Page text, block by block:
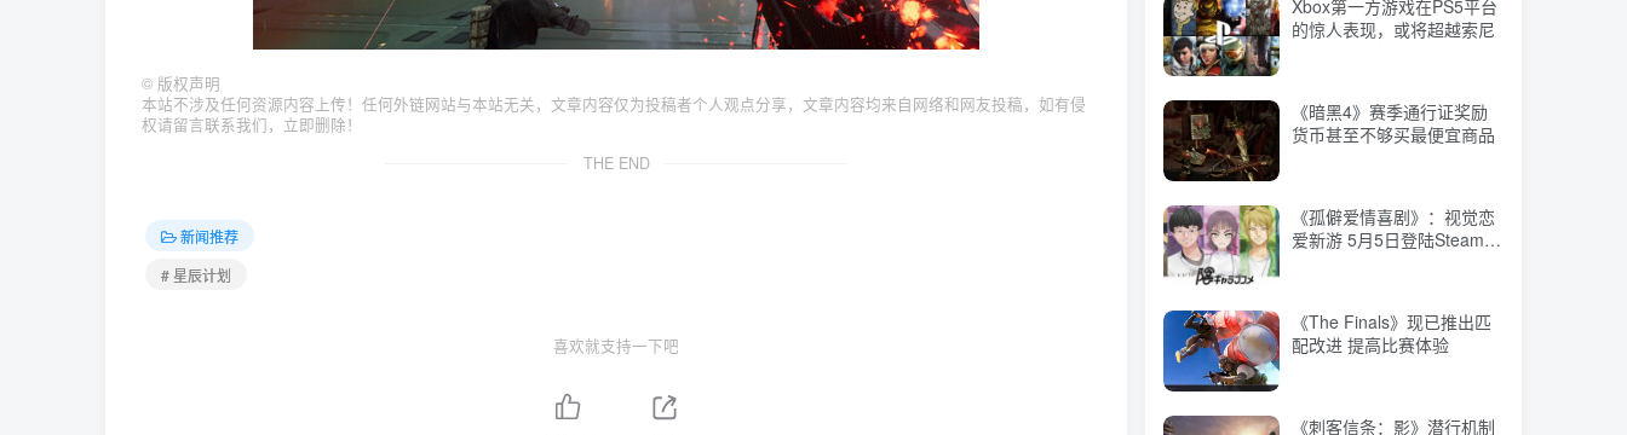
© 版权声明
本站不涉及任何资源内容上传！任何外链网站与本站无关，文章内容仅为投稿者个人观点分享，文章内容均来自网络和网友投稿，如有侵
权请留言联系我们，立即删除！
THE END
新闻推荐
# 星辰计划
喜欢就支持一下吧
货币甚至不够买最便宜商品
《孤僻爱情喜剧》：视觉恋
爱新游 5月5日登陆Steam，
预定也将推出Switch版本
《The Finals》现已推出匹
配改进 提高比赛体验
《刺客信条：影》潜行机制
大揭秘：敌人更聪明、更具
挑战性
Xbox第一方游戏在PS5平台
的惊人表现，或将超越索尼
《暗黑4》赛季通行证奖励
货币甚至不够买最便宜商品
《孤僻爱情喜剧》：视觉恋
爱新游 5月5日登陆Steam，
《The Finals》现已推出匹
配改进 提高比赛体验
《刺客信条：影》潜行机制